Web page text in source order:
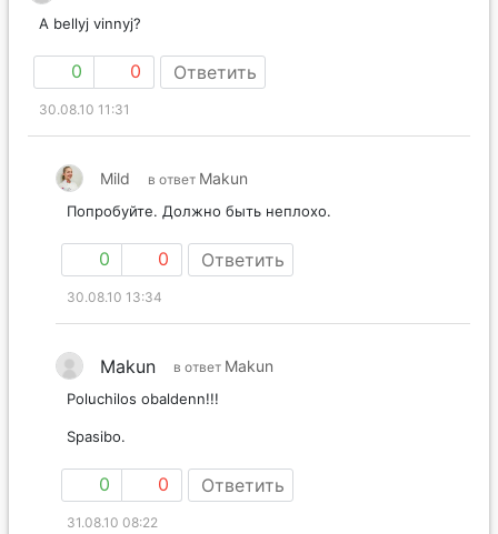
A bellyj vinnyj?
0 0 Ответить
30.08.10 11:31
Mild в ответ Makun
Попробуйте. Должно быть неплохо.
0 0 Ответить
30.08.10 13:34
Makun в ответ Makun
Poluchilos obaldenn!!!
Spasibo.
0 0 Ответить
31.08.10 08:22